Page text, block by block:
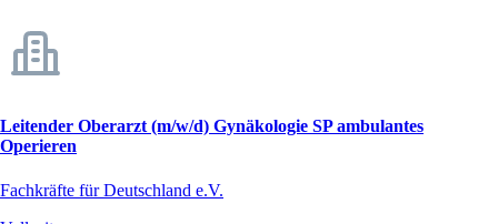
Leitender Oberarzt (m/w/d) Gynäkologie SP ambulantes
Operieren
Fachkräfte für Deutschland e.V.